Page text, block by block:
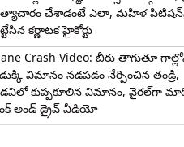
చేశాడంటే ఎలా, మహిళ
కర్ణాటక హైకోర్టు
Crash Video: బీరు తాగుతూ
విమానం నడపడం నేర్పించిన తండ్రి,
కుప్పకూలిన విమానం, వైరల్‌గా
అండ్ డ్రైవ్ వీడియో